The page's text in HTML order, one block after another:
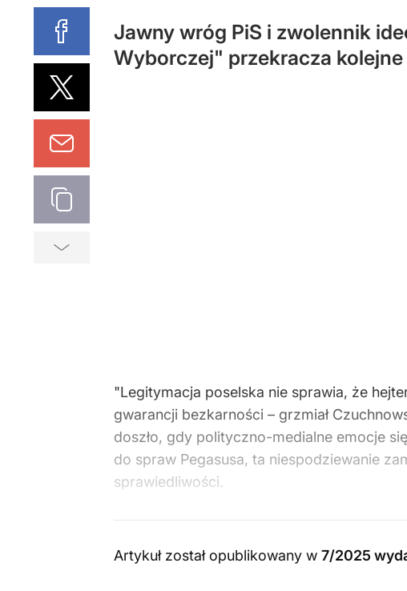
Jawny wróg PiS i zwolennik
Wyborczej" przekracza
"Legitymacja poselska nie sprawia, że
gwarancji bezkarności – grzmiał
doszło, gdy polityczno-medialne emocje
do spraw Pegasusa, ta niespodziewanie
sprawiedliwości.
Artykuł został opublikowany w 7/2025